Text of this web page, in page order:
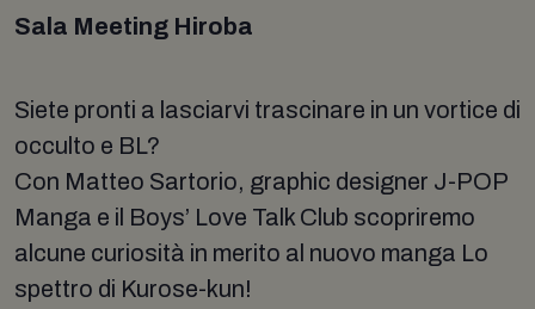
Sala Meeting Hiroba
Siete pronti a lasciarvi trascinare in un vortice di
occulto e BL?
Con Matteo Sartorio, graphic designer J-POP
Manga e il Boys’ Love Talk Club scopriremo
alcune curiosità in merito al nuovo manga Lo
spettro di Kurose-kun!